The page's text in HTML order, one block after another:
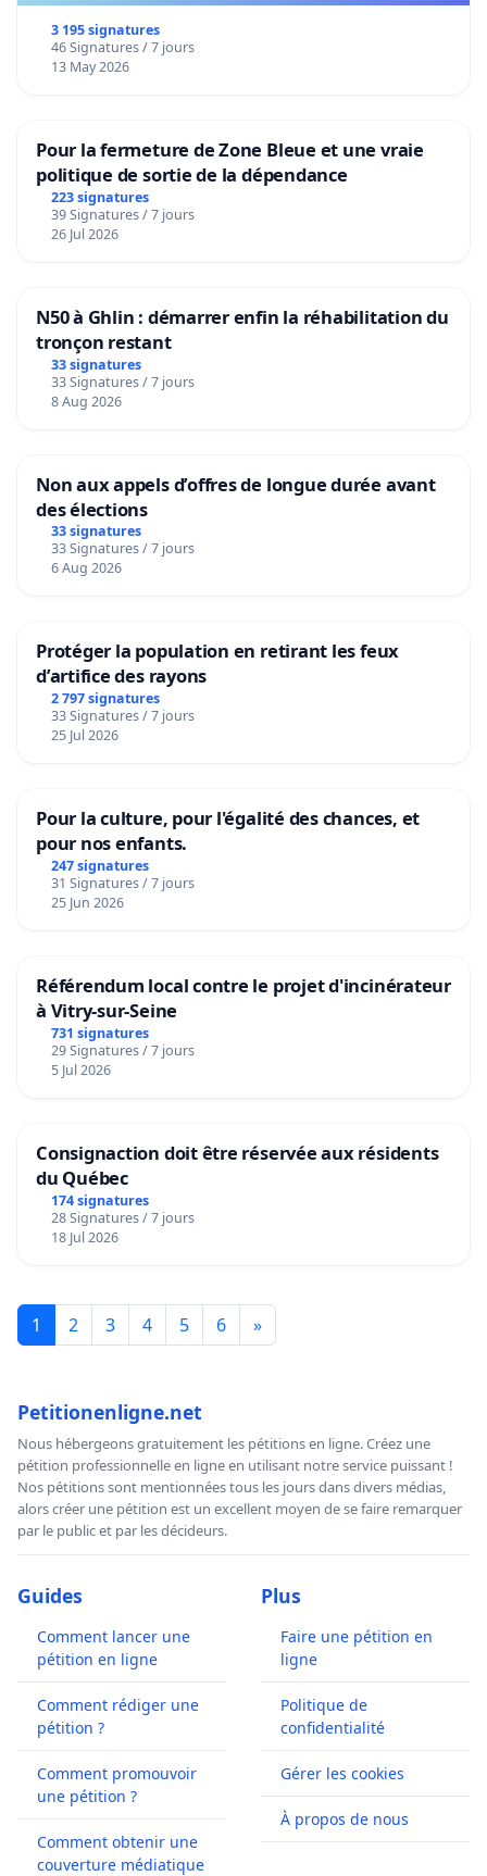
3 195 signatures
46 Signatures / 7 jours
13 May 2026
Pour la fermeture de Zone Bleue et une vraie
politique de sortie de la dépendance
223 signatures
39 Signatures / 7 jours
26 Jul 2026
N50 à Ghlin : démarrer enfin la réhabilitation du
tronçon restant
33 signatures
33 Signatures / 7 jours
8 Aug 2026
Non aux appels d’offres de longue durée avant
des élections
33 signatures
33 Signatures / 7 jours
6 Aug 2026
Protéger la population en retirant les feux
d’artifice des rayons
2 797 signatures
33 Signatures / 7 jours
25 Jul 2026
Pour la culture, pour l'égalité des chances, et
pour nos enfants.
247 signatures
31 Signatures / 7 jours
25 Jun 2026
Référendum local contre le projet d'incinérateur
à Vitry-sur-Seine
731 signatures
29 Signatures / 7 jours
5 Jul 2026
Consignaction doit être réservée aux résidents
du Québec
174 signatures
28 Signatures / 7 jours
18 Jul 2026
1 2 3 4 5 6 »
Petitionenligne.net
Nous hébergeons gratuitement les pétitions en ligne. Créez une
pétition professionnelle en ligne en utilisant notre service puissant !
Nos pétitions sont mentionnées tous les jours dans divers médias,
alors créer une pétition est un excellent moyen de se faire remarquer
par le public et par les décideurs.
Guides
Comment lancer une
pétition en ligne
Comment rédiger une
pétition ?
Comment promouvoir
une pétition ?
Comment obtenir une
couverture médiatique
Plus
Faire une pétition en
ligne
Politique de
confidentialité
Gérer les cookies
À propos de nous